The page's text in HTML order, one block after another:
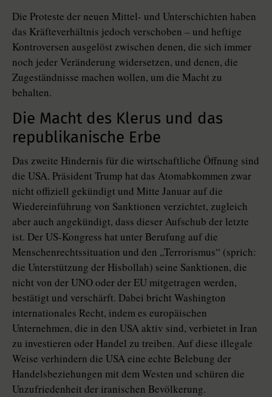
Die Proteste der neuen Mittel- und Unterschichten haben
das Kräfteverhältnis jedoch verschoben – und heftige
Kontroversen ausgelöst zwischen denen, die sich immer
noch jeder Veränderung widersetzen, und denen, die
Zugeständnisse machen wollen, um die Macht zu
behalten.
Die Macht des Klerus und das
republikanische Erbe
Das zweite Hindernis für die wirtschaftliche Öffnung sind
die USA. Präsident Trump hat das Atomabkommen zwar
nicht offiziell gekündigt und Mitte Januar auf die
Wiedereinführung von Sanktionen verzichtet, zugleich
aber auch angekündigt, dass dieser Aufschub der letzte
ist. Der US-Kongress hat unter Berufung auf die
Menschenrechtssituation und den „Terrorismus“ (sprich:
die Unterstützung der Hisbollah) seine Sanktionen, die
nicht von der UNO oder der EU mitgetragen werden,
bestätigt und verschärft. Dabei bricht Washington
internationales Recht, indem es europäischen
Unternehmen, die in den USA aktiv sind, verbietet in Iran
zu investieren oder Handel zu treiben. Auf diese illegale
Weise verhindern die USA eine echte Belebung der
Handelsbeziehungen mit dem Westen und schüren die
Unzufriedenheit der iranischen Bevölkerung.